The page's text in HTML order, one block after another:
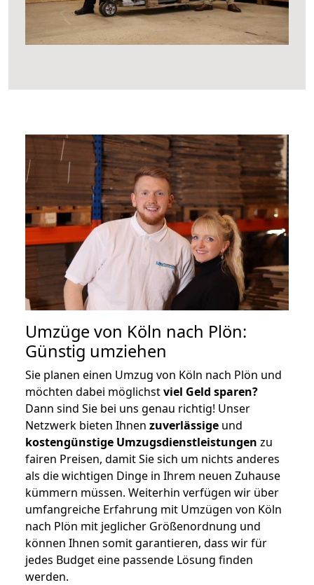
Umzüge von Köln nach Plön:
Günstig umziehen
Sie planen einen Umzug von Köln nach Plön und
möchten dabei möglichstviel Geld sparen?
Dann sind Sie bei uns genau richtig! Unser
Netzwerk bieten Ihnen zuverlässige und
kostengünstige Umzugsdienstleistungen zu
fairen Preisen, damit Sie sich um nichts anderes
als die wichtigen Dinge in Ihrem neuen Zuhause
kümmern müssen. Weiterhin verfügen wir über
umfangreiche Erfahrung mit Umzügen von Köln
nach Plön mit jeglicher Größenordnung und
können Ihnen somit garantieren, dass wir für
jedes Budget eine passende Lösung finden
werden.